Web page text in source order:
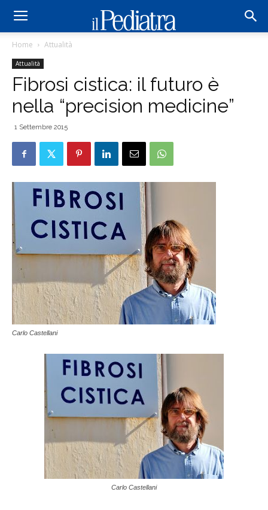
Home Attualità
Attualità
Fibrosi cistica: il futuro è
nella “precision medicine”
1 Settembre 2015
Carlo Castellani
Carlo Castellani